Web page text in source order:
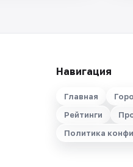
Навигация
Главная
Рейтинги
Политика